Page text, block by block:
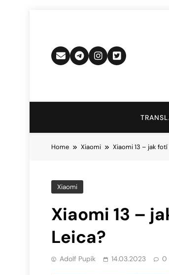
Home Xiaomi Xiaomi 13 – jak
Xiaomi
Xiaomi 13 –
Leica?
Adolf Pupík 14.03.2023 0